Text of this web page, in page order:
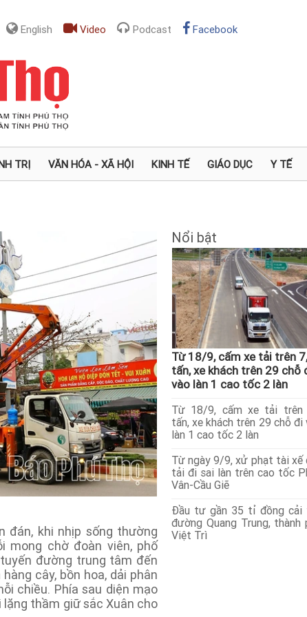
English Video Podcast Facebook
TRỊ VĂN HÓA - XÃ HỘI KINH TẾ GIÁO DỤC Y TẾ
đán, khi nhịp sống thường
mong chờ đoàn viên, phố
đường trung tâm đến
cây, bồn hoa, dải phân
chiều. Phía sau diện mạo
thầm giữ sắc Xuân cho
Nổi bật
Từ 18/9, cấm xe tải trên
tấn, xe khách trên 29 chỗ
vào làn 1 cao tốc 2 làn
Từ 18/9, cấm xe tải trên
tấn, xe khách trên 29 chỗ đi
làn 1 cao tốc 2 làn
Từ ngày 9/9, xử phạt tài xế
tải đi sai làn trên cao tốc
Vân-Cầu Giẽ
Đầu tư gần 35 tỉ đồng cải
đường Quang Trung, thành
Việt Trì